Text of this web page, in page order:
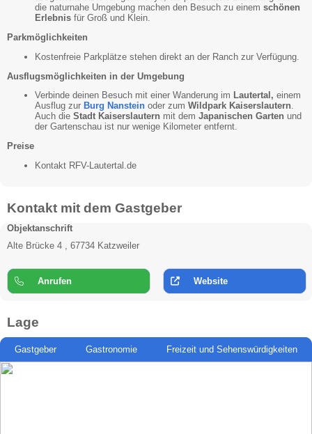
die naturnahe Umgebung machen den Besuch zu einem schönen
Erlebnis für Groß und Klein.
Parkmöglichkeiten
Kostenfreie Parkplätze stehen direkt an der Ranch zur Verfügung.
Ausflugsmöglichkeiten in der Umgebung
Verbinde deinen Besuch mit einer Wanderung im Lautertal, einem
Ausflug zur Burg Nanstein oder zum Wildpark Kaiserslautern.
Auch die Stadt Kaiserslautern mit dem Japanischen Garten und
der Gartenschau ist nur wenige Kilometer entfernt.
Preise
Kontakt RFV-Lautertal.de
Kontakt mit dem Gastgeber
Objektanschrift
Alte Brücke 4 , 67734 Katzweiler
Anrufen Website
Lage
Gastgeber Gastronomie Freizeit und Sehenswürdigkeiten